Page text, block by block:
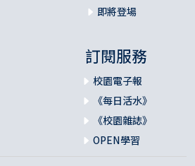
即將登場
訂閱服務
校園電子報
《每日活水》
《校園雜誌》
OPEN學習